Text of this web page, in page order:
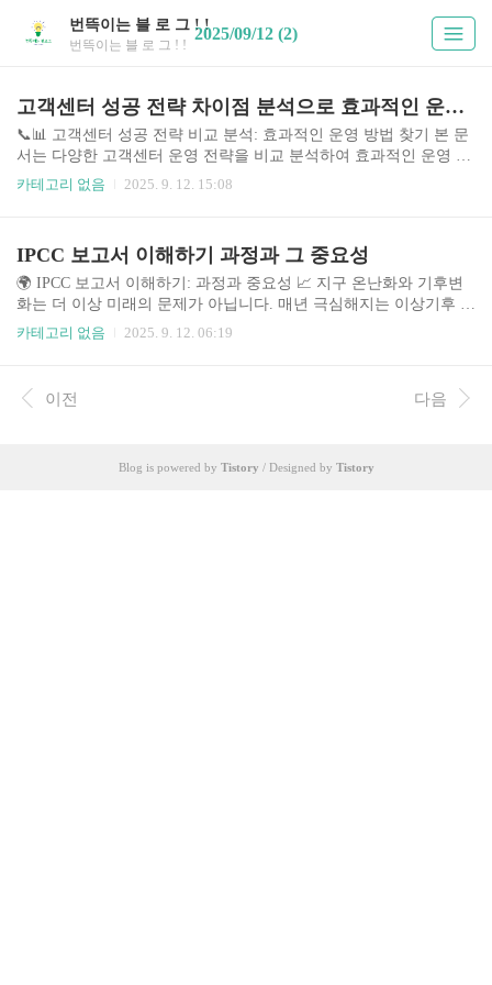
번뜩이는 블 로 그 ! !
번뜩이는 블 로 그 ! !
2025/09/12 (2)
고객센터 성공 전략 차이점 분석으로 효과적인 운영 방법 찾기
📞📊 고객센터 성공 전략 비교 분석: 효과적인 운영 방법 찾기 본 문
서는 다양한 고객센터 운영 전략을 비교 분석하여 효과적인 운영 방
법을 찾고자 합니다. 급변하는 디지털 시대에 고객 만족도는 기업의
터 운영 환경은 끊임없이 진화하고 있습니다. 이러한 변화 속에서 기
업은 고객의 요구에 맞춘 최적의 고객센터 전략을 수립하고 실행해
야만 경쟁력을 유지할 수 있습니다. 본 분석에서는 대표적인 고객센
터 운영 전략들을 비교 분석하여, 각 전략의 강점과 약점을 파악하
고, 기업의 상황에 맞는..
카테고리 없음 2025. 9. 12. 15:08
IPCC 보고서 이해하기 과정과 그 중요성
🌍 IPCC 보고서 이해하기: 과정과 중요성 📈 지구 온난화와 기후변
화는 더 이상 미래의 문제가 아닙니다. 매년 극심해지는 이상기후 현
상은 우리 삶에 직접적인 영향을 미치고 있으며, 이러한 위기에 대한
의 기후변화 대응 정책과 전략 수립에 핵심적인 역할을 합니다. IPC
C 보고서는 수천 명의 과학자들의 연구 결과를 종합하여, 기후변화
학습 전략과 보고서 활용 방안을 제시합니다. 📚 주제의 배경과 현
카테고리 없음 2025. 9. 12. 06:19
이전 다음
Blog is powered by Tistory / Designed by Tistory